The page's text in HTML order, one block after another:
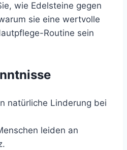
wie Edelsteine gegen
sie eine wertvolle
Routine sein
natürliche Linderung bei
leiden an